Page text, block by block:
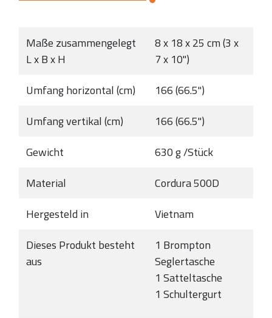
Maße zusammengelegt
L x B x H
8 x 18 x 25 cm (3 x
7 x 10")
Umfang horizontal (cm)
166 (66.5")
Umfang vertikal (cm)
166 (66.5")
Gewicht
630 g /Stück
Material
Cordura 500D
Hergesteld in
Vietnam
Dieses Produkt besteht
aus
1 Brompton
Seglertasche
1 Satteltasche
1 Schultergurt